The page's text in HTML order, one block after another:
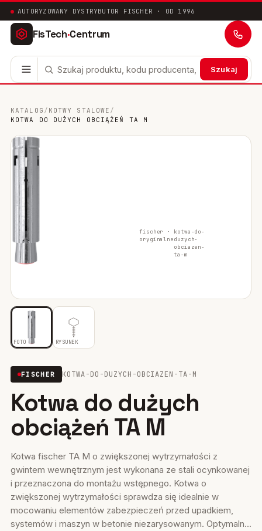
AUTORYZOWANY DYSTRYBUTOR FISCHER · OD 1996
FisTech·Centrum
Szukaj
Mocowania ramowe
Mocowania uniwersalne
Systemy instalacyjne
Mocowania w pustych przestrzeniach
Mocowania sanitarne
Mocowania do rusztowań
Wiertła i narzędzia
Mocowania elektryczne
Wkręty
Firestop
Systemy fasadowe 17
KATALOG / KOTWY STALOWE /
KOTWA DO DUŻYCH OBCIĄŻEŃ TA M
FOTO RYSUNEK
fischer ·
oryginalne
kotwa-do-
duzych-
obciazen-
ta-m
FISCHER KOTWA-DO-DUZYCH-OBCIAZEN-TA-M
Kotwa do dużych
obciążeń TA M
Kotwa fischer TA M o zwiększonej wytrzymałości z
gwintem wewnętrznym jest wykonana ze stali ocynkowanej
i przeznaczona do montażu wstępnego. Kotwa o
zwiększonej wytrzymałości sprawdza się idealnie w
mocowaniu elementów zabezpieczeń przed upadkiem,
systemów i maszyn w betonie niezarysowanym. Optymaln...